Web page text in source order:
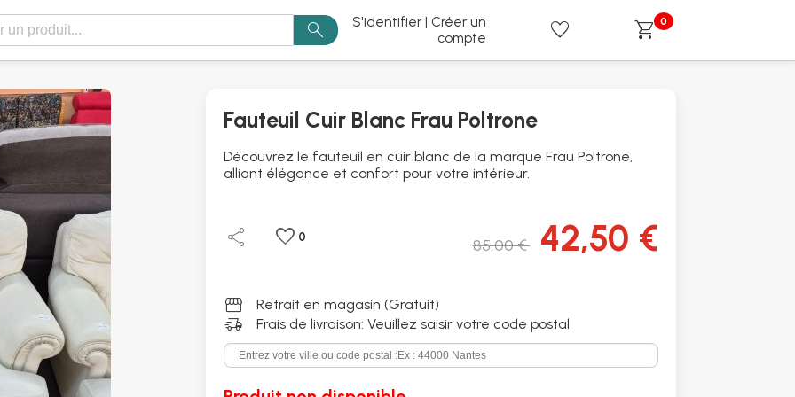
search
S'identifier | Créer un
compte
favorite shopping_cart 0
Fauteuil Cuir Blanc Frau Poltrone
Découvrez le fauteuil en cuir blanc de la marque Frau Poltrone,
alliant élégance et confort pour votre intérieur.
share favorite 0 85,00 € 42,50 €
storefront Retrait en magasin (Gratuit)
delivery_truck_speed Frais de livraison: Veuillez saisir votre code postal